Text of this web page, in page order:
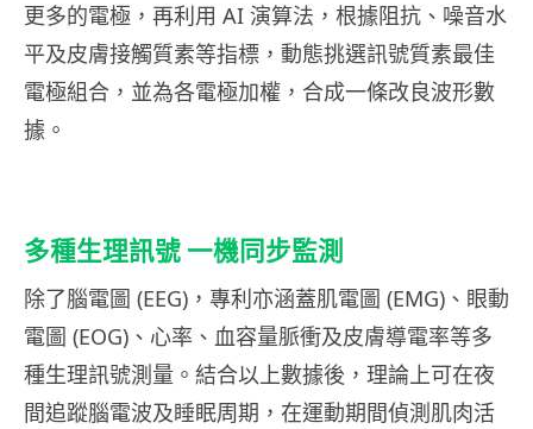
更多的電極，再利用 AI 演算法，根據阻抗、噪音水
平及皮膚接觸質素等指標，動態挑選訊號質素最佳
電極組合，並為各電極加權，合成一條改良波形數
據。
多種生理訊號 一機同步監測
除了腦電圖 (EEG)，專利亦涵蓋肌電圖 (EMG)、眼動
電圖 (EOG)、心率、血容量脈衝及皮膚導電率等多
種生理訊號測量。結合以上數據後，理論上可在夜
間追蹤腦電波及睡眠周期，在運動期間偵測肌肉活